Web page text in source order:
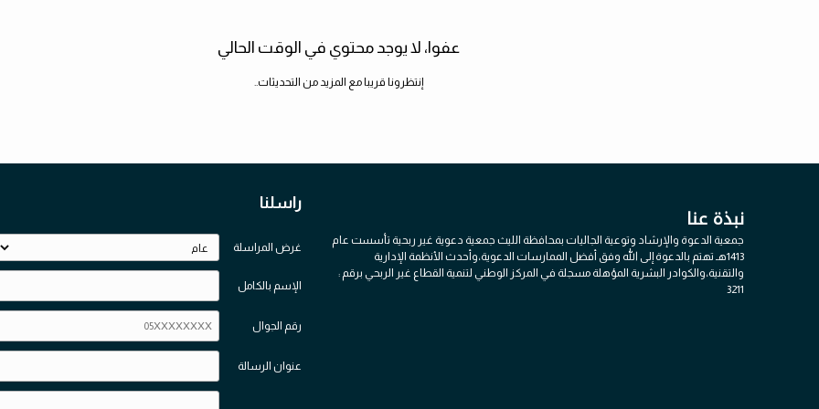
عفوا، لا يوجد محتوي في الوقت الحالي
إنتظرونا قريبا مع المزيد من التحديثات..
نبذة عنا
جمعية الدعوة والإرشاد وتوعية الجاليات بمحافظة الليث جمعية دعوية غير ربحية تأسست عام
1413هـ تهتم بالدعوة إلى الله وفق أفضل الممارسات الدعوية،وأحدث الأنظمة الإدارية
والتقنية،والكوادر البشرية المؤهلة مسجلة في المركز الوطني لتنمية القطاع غير الربحي برقم :
3211
راسلنا
غرض المراسلة
الإسم بالكامل
رقم الجوال
عنوان الرسالة